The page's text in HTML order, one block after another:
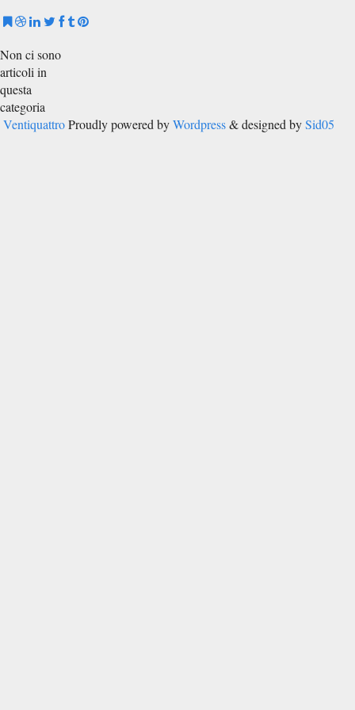
Non ci sono
articoli in
questa
categoria
Ventiquattro Proudly powered byWordpress& designed bySid05